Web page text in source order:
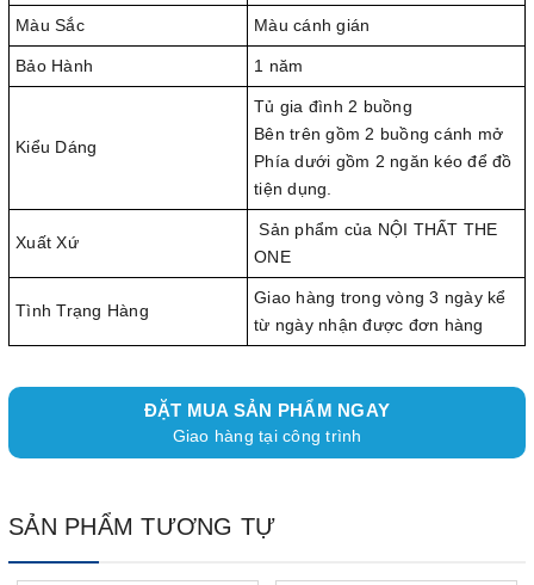
Màu Sắc Màu cánh gián
Bảo Hành 1 năm
Kiểu Dáng
Tủ gia đình 2 buồng
Bên trên gồm 2 buồng cánh mở
Phía dưới gồm 2 ngăn kéo để đồ
tiện dụng.
Xuất Xứ
Sản phẩm của NỘI THẤT THE
ONE
Tình Trạng Hàng
Giao hàng trong vòng 3 ngày kể
từ ngày nhận được đơn hàng
ĐẶT MUA SẢN PHẨM NGAY
Giao hàng tại công trình
SẢN PHẨM TƯƠNG TỰ